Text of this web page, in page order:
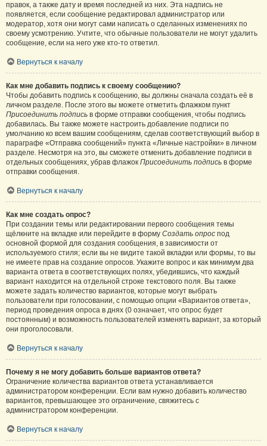
правок, а также дату и время последней из них. Эта надпись не
появляется, если сообщение редактировал администратор или
модератор, хотя они могут сами написать о сделанных изменениях по
своему усмотрению. Учтите, что обычные пользователи не могут удалить
сообщение, если на него уже кто-то ответил.
Вернуться к началу
Как мне добавить подпись к своему сообщению?
Чтобы добавить подпись к сообщению, вы должны сначала создать её в
личном разделе. После этого вы можете отметить флажком пункт
Присоединить подпись в форме отправки сообщения, чтобы подпись
добавилась. Вы также можете настроить добавление подписи по
умолчанию ко всем вашим сообщениям, сделав соответствующий выбор в
параграфе «Отправка сообщений» пункта «Личные настройки» в личном
разделе. Несмотря на это, вы сможете отменить добавление подписи в
отдельных сообщениях, убрав флажок Присоединить подпись в форме
отправки сообщения.
Вернуться к началу
Как мне создать опрос?
При создании темы или редактировании первого сообщения темы
щёлкните на вкладке или перейдите в форму Создать опрос под
основной формой для создания сообщения, в зависимости от
используемого стиля; если вы не видите такой вкладки или формы, то вы
не имеете прав на создание опросов. Укажите вопрос и как минимум два
варианта ответа в соответствующих полях, убедившись, что каждый
вариант находится на отдельной строке текстового поля. Вы также
можете задать количество вариантов, которые могут выбрать
пользователи при голосовании, с помощью опции «Вариантов ответа»,
период проведения опроса в днях (0 означает, что опрос будет
постоянным) и возможность пользователей изменять вариант, за который
они проголосовали.
Вернуться к началу
Почему я не могу добавить больше вариантов ответа?
Ограничение количества вариантов ответа устанавливается
администратором конференции. Если вам нужно добавить количество
вариантов, превышающее это ограничение, свяжитесь с
администратором конференции.
Вернуться к началу